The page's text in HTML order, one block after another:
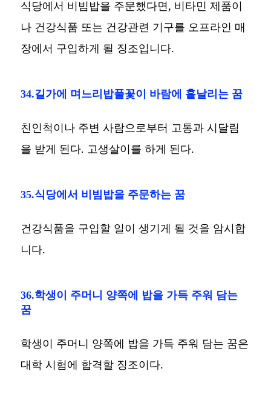
식당에서 비빔밥을 주문했다면, 비타민 제품이
나 건강식품 또는 건강관련 기구를 오프라인 매
장에서 구입하게 될 징조입니다.
34.길가에 며느리밥풀꽃이 바람에 흩날리는 꿈
친인척이나 주변 사람으로부터 고통과 시달림
을 받게 된다. 고생살이를 하게 된다.
35.식당에서 비빔밥을 주문하는 꿈
건강식품을 구입할 일이 생기게 될 것을 암시합
니다.
36.학생이 주머니 양쪽에 밥을 가득 주워 담는
꿈
학생이 주머니 양쪽에 밥을 가득 주워 담는 꿈은
대학 시험에 합격할 징조이다.